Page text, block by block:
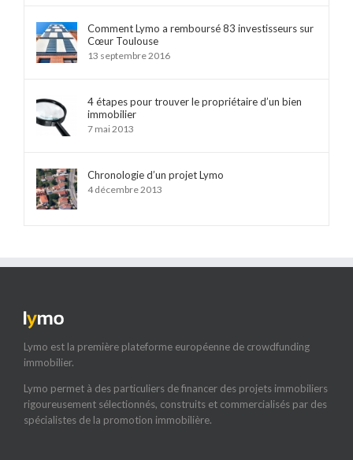
Comment Lymo a remboursé 83 investisseurs sur
Cœur Toulouse
13 septembre 2016
4 étapes pour trouver le propriétaire d’un bien
immobilier
7 mai 2013
Chronologie d’un projet Lymo
4 décembre 2013
Lymo est la première plateforme européenne de crowdfunding
immobilier.
Lymo permet à des particuliers de financer des projets immobiliers
rigoureusement sélectionnés, construits et commercialisés par des
spécialistes de la promotion immobilière.